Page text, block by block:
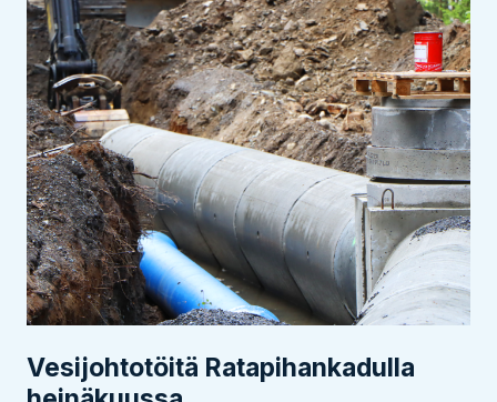
Vesijohtotöitä Ratapihankadulla